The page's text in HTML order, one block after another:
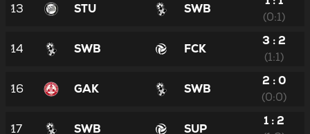
13 STU SWB
(0:1)
14 SWB FCK
3 : 2
(1:1)
16 GAK SWB
2 : 0
(0:0)
17 SWB SUP
1 : 2